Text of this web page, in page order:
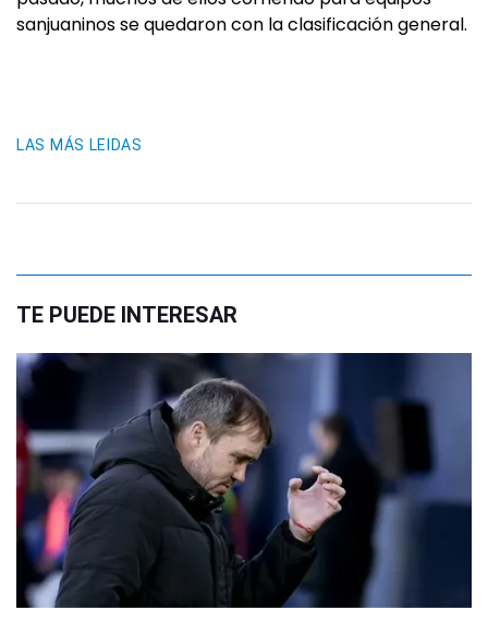
sanjuaninos se quedaron con la clasificación general.
LAS MÁS LEIDAS
TE PUEDE INTERESAR